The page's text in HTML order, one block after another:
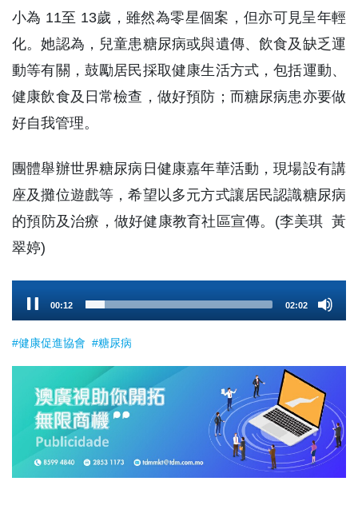
小為 11至 13歲，雖然為零星個案，但亦可見呈年輕
化。她認為，兒童患糖尿病或與遺傳、飲食及缺乏運
動等有關，鼓勵居民採取健康生活方式，包括運動、
健康飲食及日常檢查，做好預防；而糖尿病患亦要做
好自我管理。
團體舉辦世界糖尿病日健康嘉年華活動，現場設有講
座及攤位遊戲等，希望以多元方式讓居民認識糖尿病
的預防及治療，做好健康教育社區宣傳。(李美琪 黃
翠婷)
Player
00:13 02:02
#健康促進協會 #糖尿病